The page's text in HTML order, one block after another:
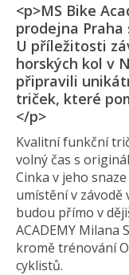
<p>MS Bike
prodejna Praha
U příležitosti
horských kol v
připravili
triček, které
</p>
Kvalitní funkční
volný čas s
Cinka v jeho
umístění v závodě
budou přímo v
ACADEMY Milana
kromě trénování
cyklistů.